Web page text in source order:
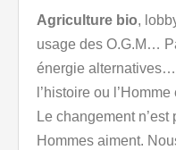
Agriculture bio,
usage des O.G.M…
énergie
l’histoire ou
Le changement
Hommes aiment.